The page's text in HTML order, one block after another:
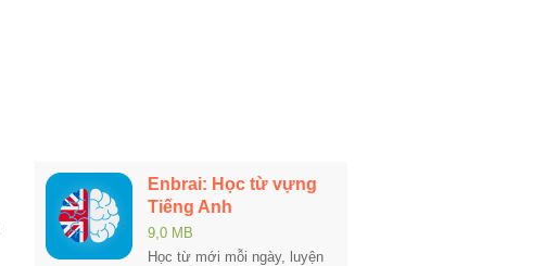
Enbrai: Học từ vựng
Tiếng Anh
9,0 MB
Học từ mới mỗi ngày, luyện